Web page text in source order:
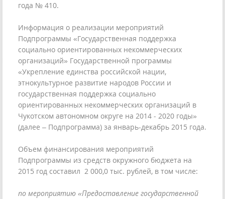
года № 410.
Информация о реализации мероприятий
Подпрограммы «Государственная поддержка
социально ориентированных некоммерческих
организаций» Государственной программы
«Укрепление единства российской нации,
этнокультурное развитие народов России и
государственная поддержка социально
ориентированных некоммерческих организаций в
Чукотском автономном округе на 2014 - 2020 годы»
(далее – Подпрограмма) за январь-декабрь 2015 года.
Объем финансирования мероприятий
Подпрограммы из средств окружного бюджета на
2015 год составил 2 000,0 тыс. рублей, в том числе:
по мероприятию «Предоставление государственной